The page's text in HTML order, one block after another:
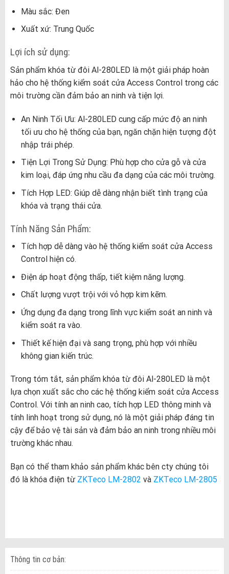
Màu sắc: Đen
Xuất xứ: Trung Quốc
Lợi ích sử dụng:
Sản phẩm khóa từ đôi Al-280LED là một giải pháp hoàn
hảo cho hệ thống kiểm soát cửa Access Control trong các
môi trường cần đảm bảo an ninh và tiện lợi.
An Ninh Tối Ưu: Al-280LED cung cấp mức độ an ninh
tối ưu cho hệ thống của bạn, ngăn chặn hiện tượng đột
nhập trái phép.
Tiện Lợi Trong Sử Dụng: Phù hợp cho cửa gỗ và cửa
kim loại, đáp ứng nhu cầu đa dạng của các môi trường.
Tích Hợp LED: Giúp dễ dàng nhận biết tình trạng của
khóa và trạng thái cửa.
Tính Năng Sản Phẩm:
Tích hợp dễ dàng vào hệ thống kiểm soát cửa Access
Control hiện có.
Điện áp hoạt động thấp, tiết kiệm năng lượng.
Chất lượng vượt trội với vỏ hợp kim kẽm.
Ứng dụng đa dạng trong lĩnh vực kiểm soát an ninh và
kiểm soát ra vào.
Thiết kế hiện đại và sang trọng, phù hợp với nhiều
không gian kiến trúc.
Trong tóm tắt, sản phẩm khóa từ đôi Al-280LED là một
lựa chọn xuất sắc cho các hệ thống kiểm soát cửa Access
Control. Với tính an ninh cao, tích hợp LED thông minh và
tính linh hoạt trong sử dụng, nó là một giải pháp đáng tin
cậy để bảo vệ tài sản và đảm bảo an ninh trong nhiều môi
trường khác nhau.
Bạn có thể tham khảo sản phẩm khác bên cty chúng tôi
đó là khóa điện từ ZKTeco LM-2802 và ZKTeco LM-2805
Thông tin cơ bản: